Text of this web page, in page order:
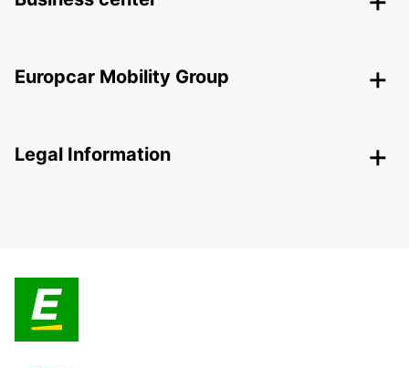
Europcar Mobility Group
Legal Information